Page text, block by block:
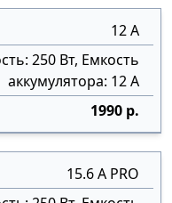
12 А
250 Вт, Емкость
аккумулятора: 12 А
1990 р.
15.6 А PRO